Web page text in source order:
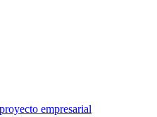
empresarial